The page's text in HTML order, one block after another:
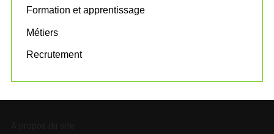
Formation et apprentissage
Métiers
Recrutement